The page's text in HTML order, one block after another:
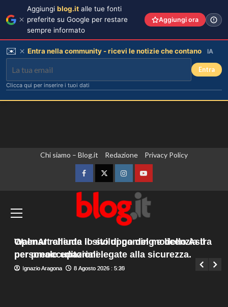
Chi siamo – Blog.it Redazione Privacy Policy
FacebookTwitterInstagramYouTube
principale
Zelensky in Serbia, prima visita
dall’inizio della guerra
Giuseppe Recca 8 Agosto 2026 : 7:45
Walmart chiude il sito di gaming e licenzia il
personale editoriale.
Ignazio Aragona 8 Agosto 2026 : 5:30
OpenAI rallenta lo sviluppo del modello Astra
per preoccupazioni legate alla sicurezza.
Ignazio Aragona 8 Agosto 2026 : 5:25
Elisabetta Gregoraci incontra la
sorella in Costa Smeralda: momenti
da ricordare insieme.
4
Il midi dress azzurro di Harriet
Phillips: l’eleganza estiva che non
Danilo D’Angelo: “Dopo Francesca,
Aggiungi blog.it alle tue fonti
preferite su Google per restare
sempre informato
Aggiungi ora
✉️ Entra nella community - ricevi le notizie che contano IA
Entra
Clicca qui per inserire i tuoi dati